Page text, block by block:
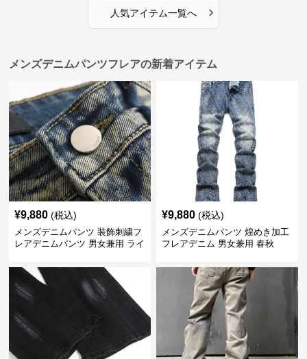
人気アイテム一覧へ ›
メンズデニムパンツフレアの新着アイテム
¥9,880 (税込)
メンズデニムパンツ 装飾刺繍フ
レアデニムパンツ 男女兼用 ライ
¥9,880 (税込)
メンズデニムパンツ 煌めき加工
フレアデニム 男女兼用 春秋